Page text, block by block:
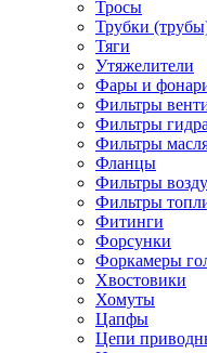
Тросы
Трубки
Тяги
Утяжелители
Фары и
Фильтры
Фильтры
Фильтры
Фланцы
Фильтры
Фильтры
Фитинги
Форсунки
Форкамеры
Хвостовики
Хомуты
Цапфы
Цепи